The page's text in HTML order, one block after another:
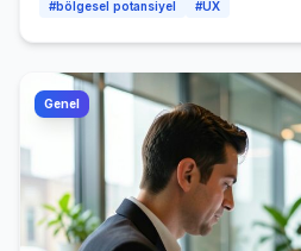
#bölgesel potansiyel #UX
Genel